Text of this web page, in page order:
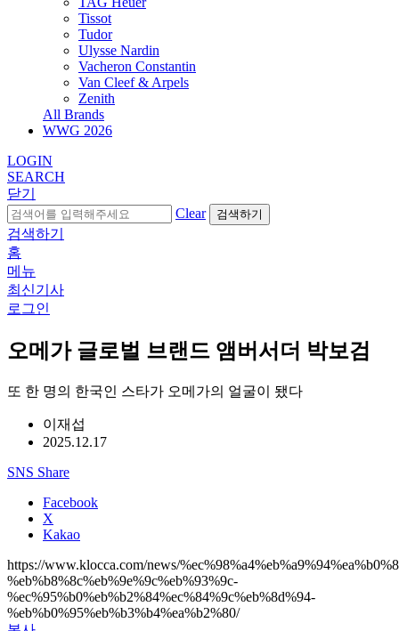
Tissot
Tudor
Ulysse Nardin
Vacheron Constantin
Van Cleef & Arpels
Zenith
All Brands
WWG 2026
LOGIN
SEARCH
닫기
Clear
검색하기
검색하기
홈
메뉴
최신기사
로그인
오메가 글로벌 브랜드 앰버서더 박보검
또 한 명의 한국인 스타가 오메가의 얼굴이 됐다
이재섭
2025.12.17
SNS Share
Facebook
X
Kakao
https://www.klocca.com/news/
%eb%b8%8c%eb%9e%9c%eb%93%9c-
%ec%95%b0%eb%b2%84%ec%84%9c%eb%8d%94-
%eb%b0%95%eb%b3%b4%ea%b2%80/